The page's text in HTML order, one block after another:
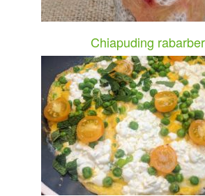
Chiapuding